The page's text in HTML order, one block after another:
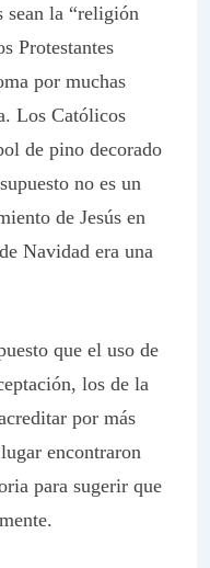
sean la “religión
Protestantes
por muchas
Los Católicos
de pino decorado
no es un
de Jesús en
Navidad era una
que el uso de
los de la
por más
encontraron
para sugerir que